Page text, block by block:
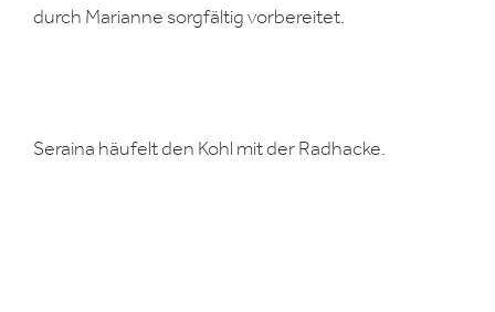
durch Marianne sorgfältig vorbereitet.
Seraina häufelt den Kohl mit der Radhacke.